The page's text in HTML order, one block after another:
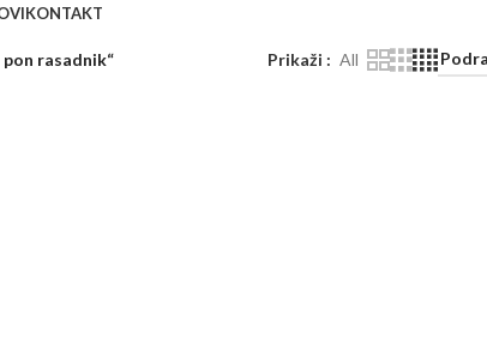
KONTAKT
rasadnik“ Prikaži All